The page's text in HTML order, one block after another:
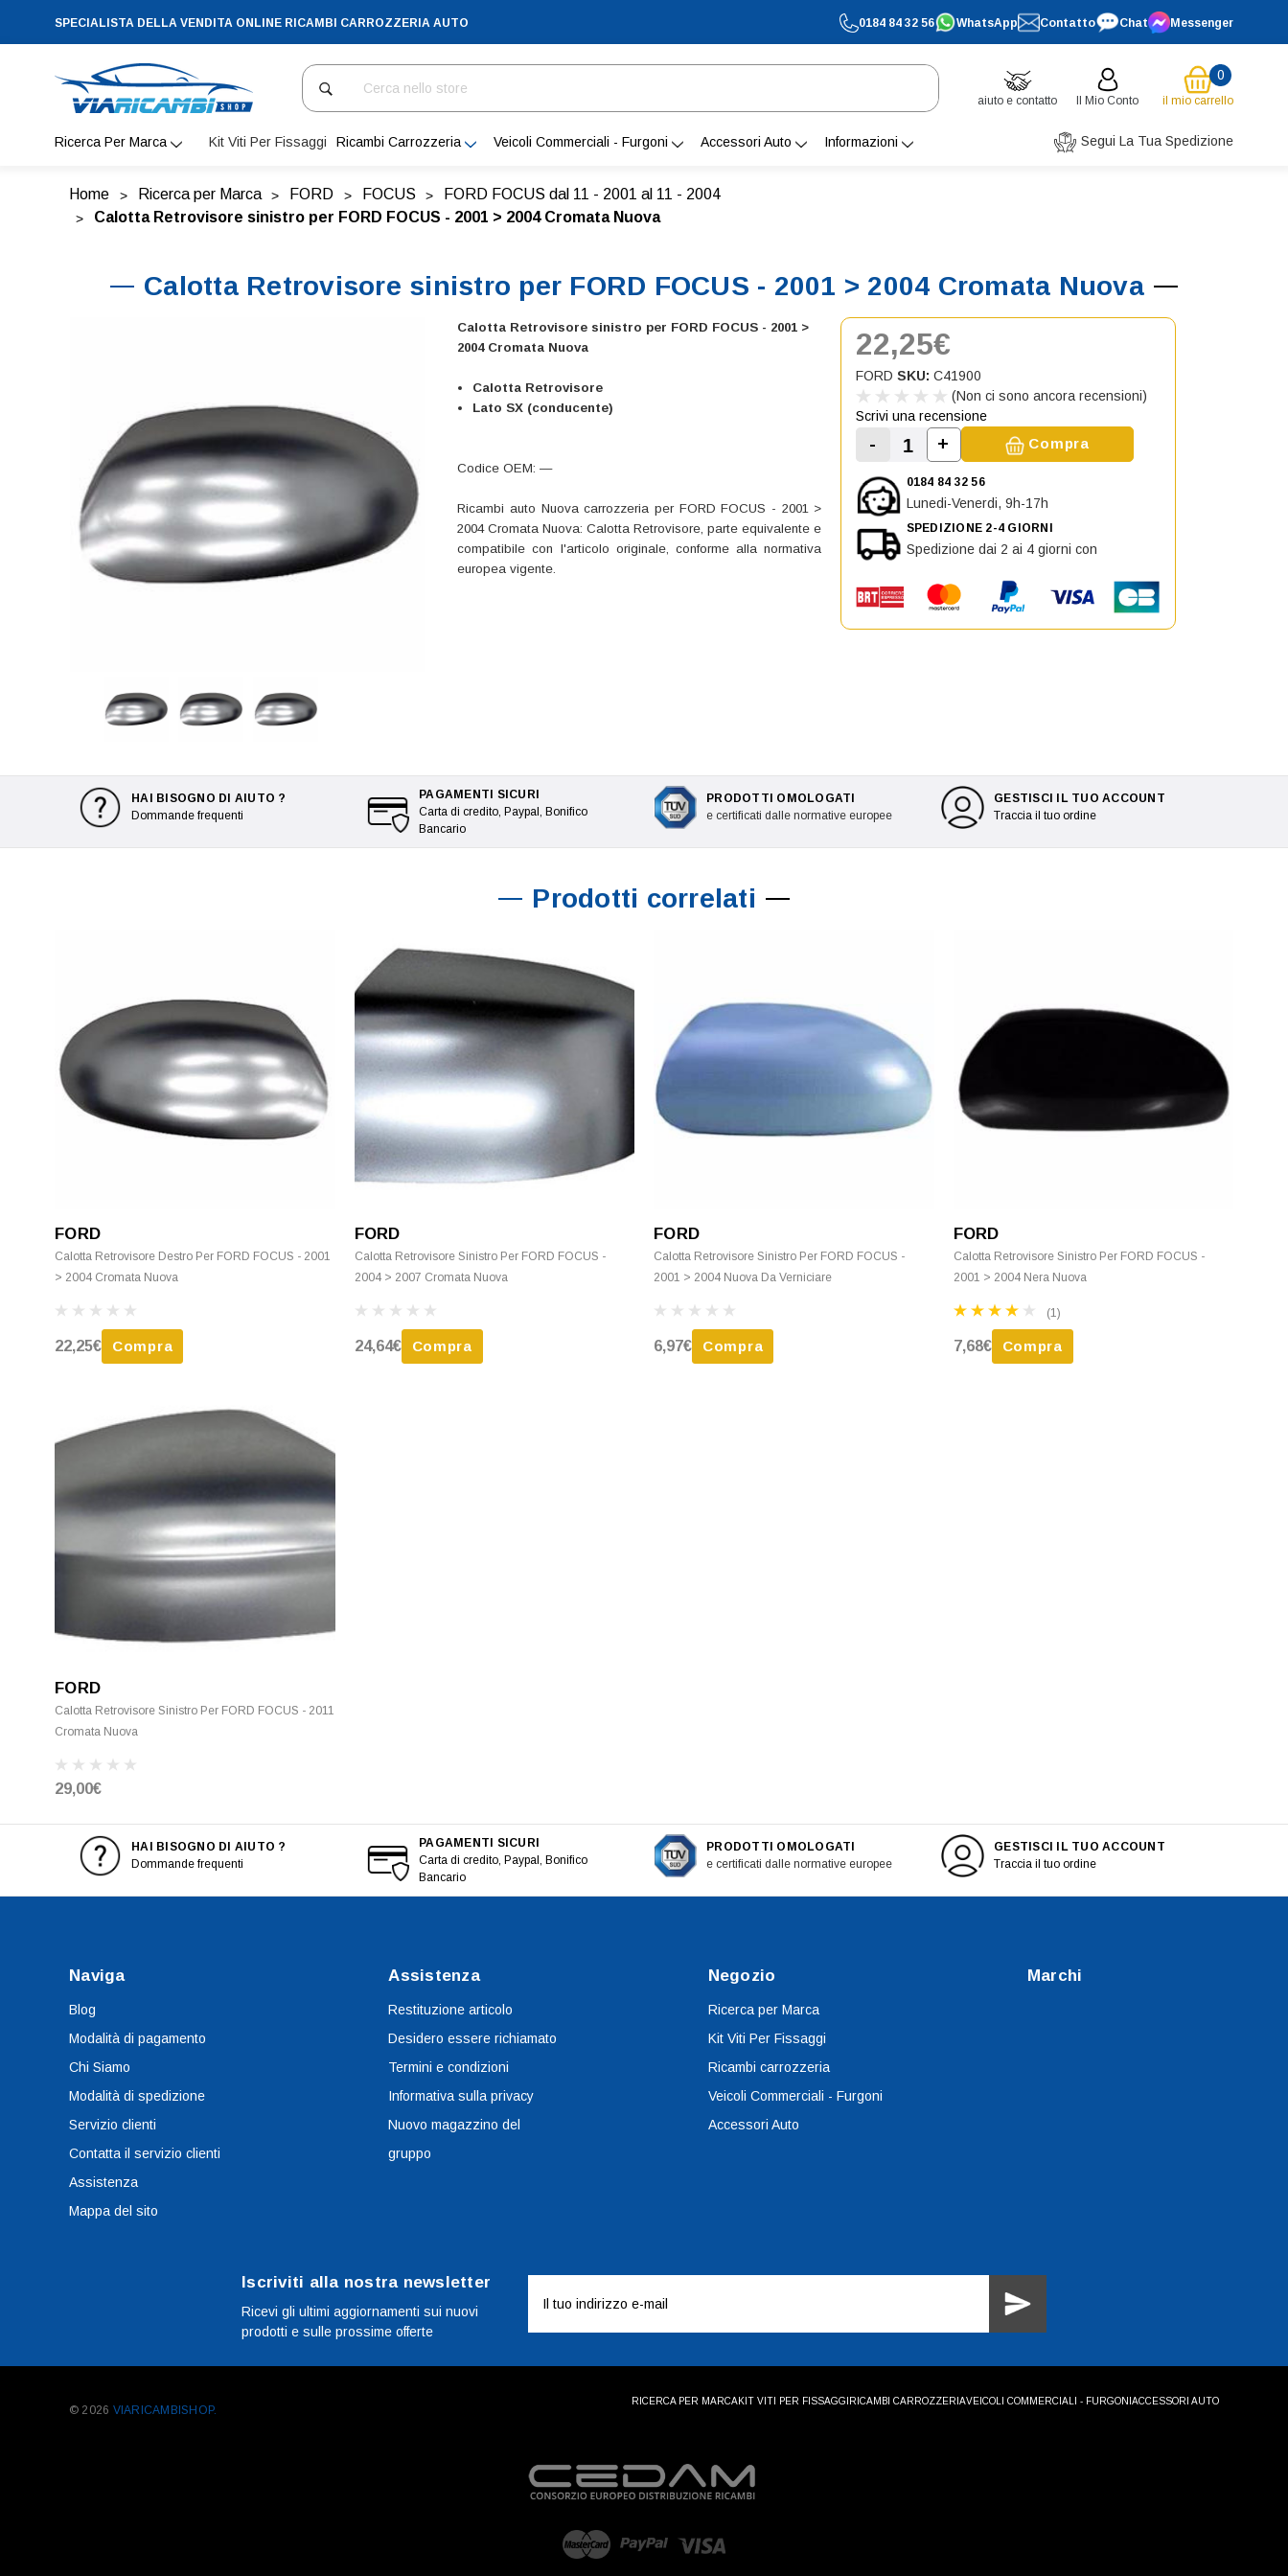
SPECIALISTA DELLA VENDITA ONLINE RICAMBI CARROZZERIA AUTO 0184 84 32 56 WhatsApp Contatto Chat Messenger
Cerca
aiuto e contatto Il Mio Conto
0
il mio carrello
Ricerca Per Marca Kit Viti Per Fissaggi Ricambi Carrozzeria Veicoli Commerciali - Furgoni Accessori Auto Informazioni Segui La Tua Spedizione
Home Ricerca per Marca FORD FOCUS
FORD FOCUS dal 11 - 2001 al 11 - 2004
Calotta Retrovisore sinistro per FORD FOCUS - 2001 > 2004 Cromata Nuova
Calotta Retrovisore sinistro per FORD FOCUS - 2001 > 2004 Cromata Nuova
Calotta Retrovisore sinistro per FORD FOCUS - 2001 >
2004 Cromata Nuova
Calotta Retrovisore
Lato SX (conducente)
Codice OEM: —
Ricambi auto Nuova carrozzeria per FORD FOCUS - 2001 >
2004 Cromata Nuova: Calotta Retrovisore, parte equivalente e
compatibile con l'articolo originale, conforme alla normativa
europea vigente.
22,25€
FORD SKU: C41900
(Non ci sono ancora recensioni)
Scrivi una recensione
Diminuisci la quantità di Calotta Retrovisore sinistro
-
Aumenta la quantità di Calotta Retrovisore
+ Compra
0184 84 32 56
Lunedi-Venerdi, 9h-17h
SPEDIZIONE 2-4 GIORNI
Spedizione dai 2 ai 4 giorni con
HAI BISOGNO DI AIUTO ?
Dommande frequenti
PAGAMENTI SICURI
Carta di credito, Paypal, Bonifico
Bancario
PRODOTTI OMOLOGATI
e certificati dalle normative europee
GESTISCI IL TUO ACCOUNT
Traccia il tuo ordine
Prodotti correlati
FORD
Calotta Retrovisore Destro Per FORD FOCUS - 2001
> 2004 Cromata Nuova
22,25€ Compra
FORD
Calotta Retrovisore Sinistro Per FORD FOCUS -
2004 > 2007 Cromata Nuova
24,64€ Compra
FORD
Calotta Retrovisore Sinistro Per FORD FOCUS -
2001 > 2004 Nuova Da Verniciare
6,97€ Compra
FORD
Calotta Retrovisore Sinistro Per FORD FOCUS -
2001 > 2004 Nera Nuova
(1)
7,68€ Compra
FORD
Calotta Retrovisore Sinistro Per FORD FOCUS - 2011
Cromata Nuova
29,00€
HAI BISOGNO DI AIUTO ?
Dommande frequenti
PAGAMENTI SICURI
Carta di credito, Paypal, Bonifico
Bancario
PRODOTTI OMOLOGATI
e certificati dalle normative europee
GESTISCI IL TUO ACCOUNT
Traccia il tuo ordine
Naviga
Blog
Modalità di pagamento
Chi Siamo
Modalità di spedizione
Servizio clienti
Contatta il servizio clienti
Assistenza
Mappa del sito
Assistenza
Restituzione articolo
Desidero essere richiamato
Termini e condizioni
Informativa sulla privacy
Nuovo magazzino del
gruppo
Negozio
Ricerca per Marca
Kit Viti Per Fissaggi
Ricambi carrozzeria
Veicoli Commerciali - Furgoni
Accessori Auto
Marchi
Iscriviti alla nostra newsletter
Ricevi gli ultimi aggiornamenti sui nuovi
prodotti e sulle prossime offerte
mail
© 2026 VIARICAMBISHOP.
RICERCA PER MARCAKIT VITI PER FISSAGGI RICAMBI CARROZZERIAVEICOLI COMMERCIALI - FURGONI ACCESSORI AUTO